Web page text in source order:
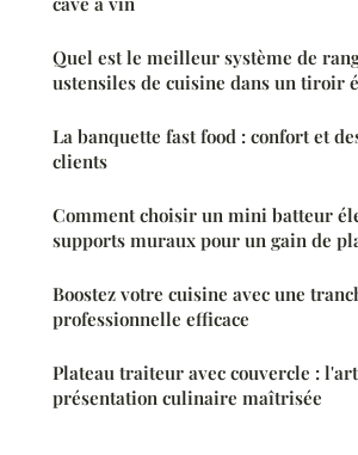
Quel est le meilleur système de
ustensiles de cuisine dans un tiroir
La banquette fast food : confort et
clients
Comment choisir un mini batteur
supports muraux pour un gain de
Boostez votre cuisine avec une
professionnelle efficace
Plateau traiteur avec couvercle :
présentation culinaire maîtrisée